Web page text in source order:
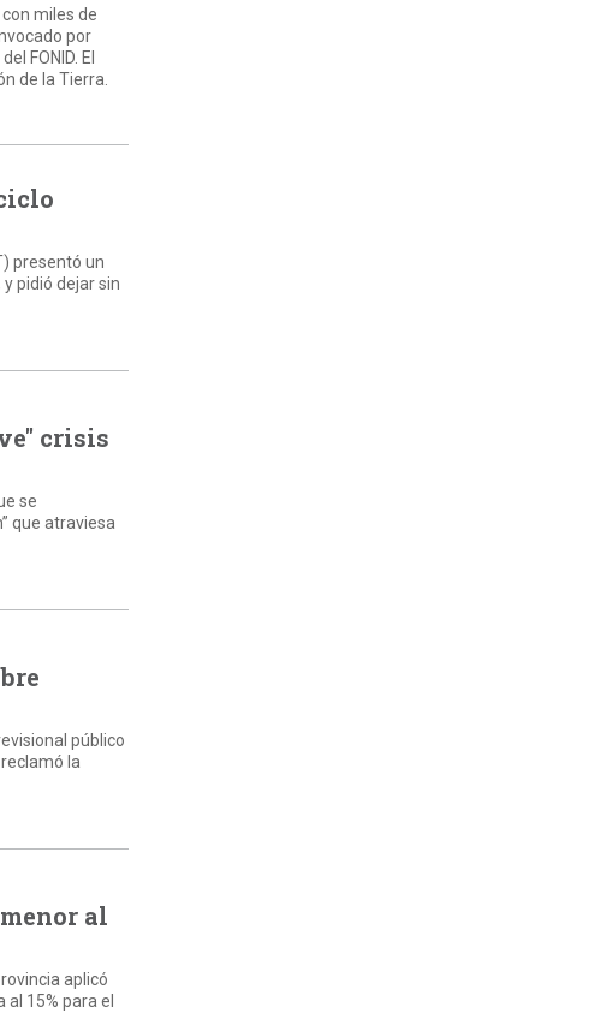
miles de
por
FONID. El
de la Tierra.
presentó un
pidió dejar sin
crisis
se
que atraviesa
público
la
al
aplicó
15% para el